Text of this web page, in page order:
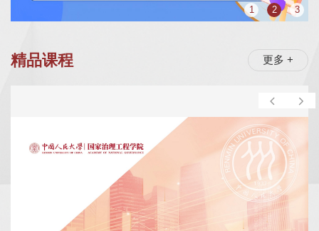
1 2 3
精品课程 更多 +